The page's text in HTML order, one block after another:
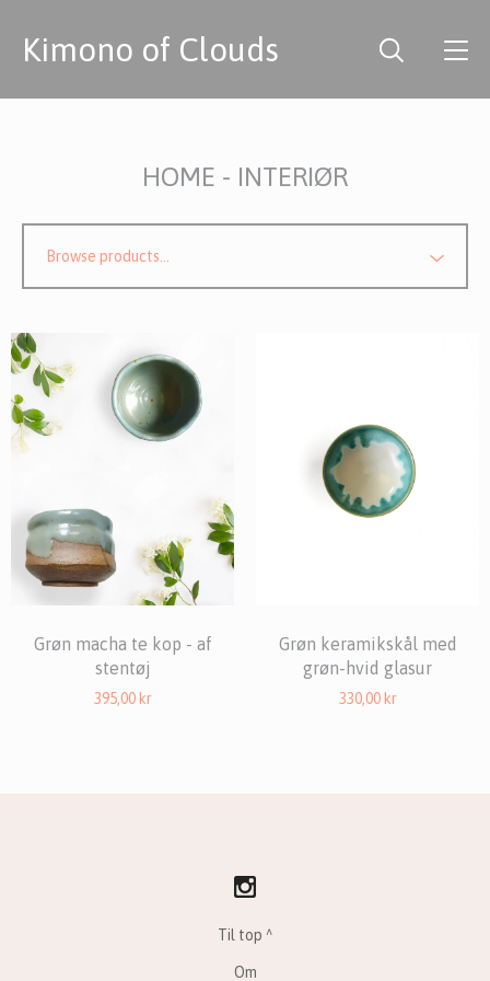
Kimono of Clouds
HOME - INTERIØR
Grøn macha te kop - af
stentøj
395,00 kr
Grøn keramikskål med
grøn-hvid glasur
330,00 kr
Til top ^
Om